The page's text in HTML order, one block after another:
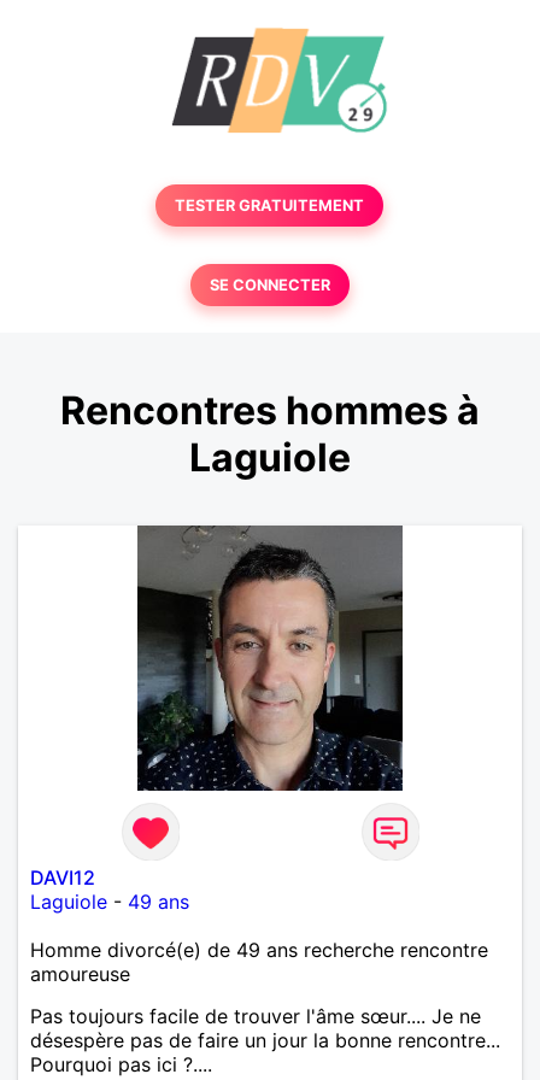
TESTER GRATUITEMENT
SE CONNECTER
Rencontres hommes à
Laguiole
DAVI12
Laguiole - 49 ans
Homme divorcé(e) de 49 ans recherche rencontre
amoureuse
Pas toujours facile de trouver l'âme sœur.... Je ne
désespère pas de faire un jour la bonne rencontre...
Pourquoi pas ici ?....